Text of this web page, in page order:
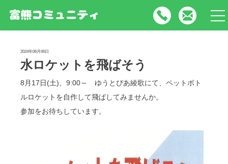
2024年06月06日
水ロケットを飛ばそう
8月17日(土)、9:00～ ゆうとぴあ綾歌にて、ペットボト
ルロケットを自作して飛ばしてみませんか。
参加をお待ちしています。